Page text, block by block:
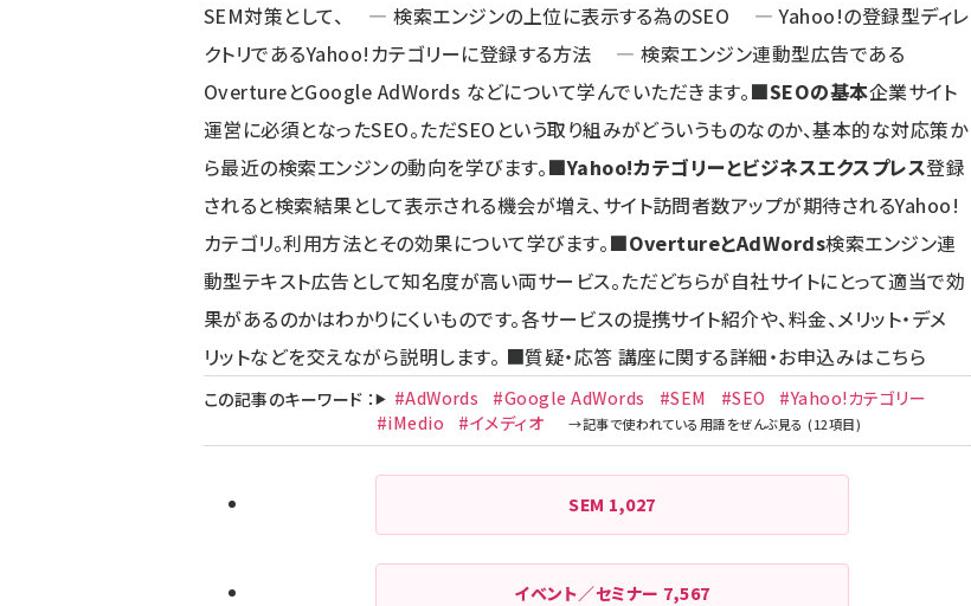
SEM対策として、 ― 検索エンジンの上位に表示する為のSEO ― Yahoo!の登録型ディレ
クトリであるYahoo!カテゴリーに登録する方法 ― 検索エンジン連動型広告である
OvertureとGoogle AdWords などについて学んでいただきます。■SEOの基本企業サイト
運営に必須となったSEO。ただSEOという取り組みがどういうものなのか、基本的な対応策か
ら最近の検索エンジンの動向を学びます。■Yahoo!カテゴリーとビジネスエクスプレス登録
されると検索結果として表示される機会が増え、サイト訪問者数アップが期待されるYahoo!
カテゴリ。利用方法とその効果について学びます。■OvertureとAdWords検索エンジン連
動型テキスト広告として知名度が高い両サービス。ただどちらが自社サイトにとって適当で効
果があるのかはわかりにくいものです。各サービスの提携サイト紹介や、料金、メリット・デメ
リットなどを交えながら説明します。 ■質疑・応答 講座に関する詳細・お申込みはこちら
この記事のキーワード ： #AdWords #Google AdWords #SEM #SEO
#Yahoo!カテゴリー
#iMedio
#イメディオ
SEM 1,027
イベント／セミナー 7,567